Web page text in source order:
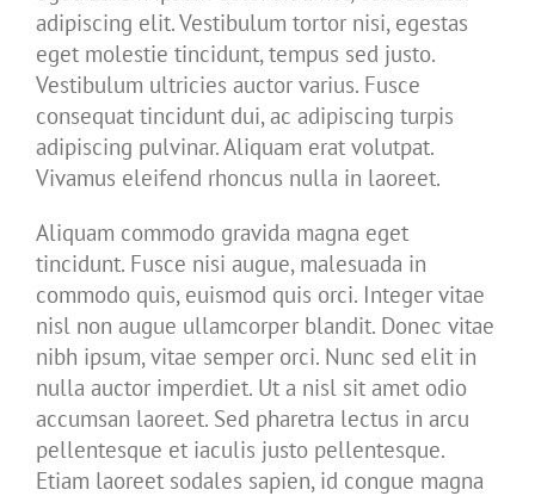
adipiscing elit. Vestibulum tortor nisi, egestas
eget molestie tincidunt, tempus sed justo.
Vestibulum ultricies auctor varius. Fusce
consequat tincidunt dui, ac adipiscing turpis
adipiscing pulvinar. Aliquam erat volutpat.
Vivamus eleifend rhoncus nulla in laoreet.
Aliquam commodo gravida magna eget
tincidunt. Fusce nisi augue, malesuada in
commodo quis, euismod quis orci. Integer vitae
nisl non augue ullamcorper blandit. Donec vitae
nibh ipsum, vitae semper orci. Nunc sed elit in
nulla auctor imperdiet. Ut a nisl sit amet odio
accumsan laoreet. Sed pharetra lectus in arcu
pellentesque et iaculis justo pellentesque.
Etiam laoreet sodales sapien, id congue magna